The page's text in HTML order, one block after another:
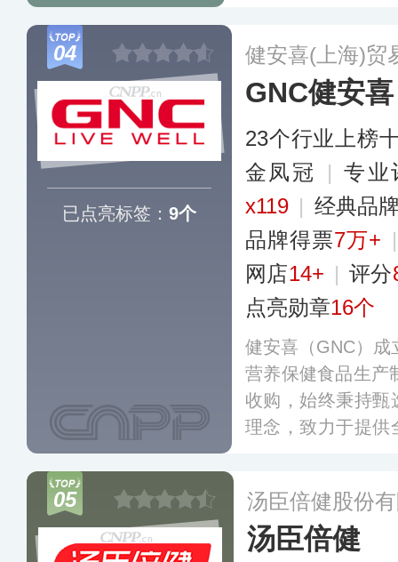
04
已点亮标签： 9个
健安喜(上海)贸
GNC健安喜
23个行业上榜
金凤冠
| 专
x119 | 经典品
品牌得票7万+
网店14+ | 评分
点亮勋章16个
健安喜（GNC）成
营养保健食品生产
收购，始终秉持甄
理念，致力于提供
家连锁门市。更多
05 汤臣倍健股份
汤臣倍健